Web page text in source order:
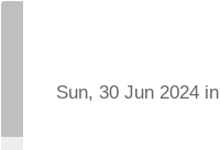
Sun, 30 Jun 2024 in